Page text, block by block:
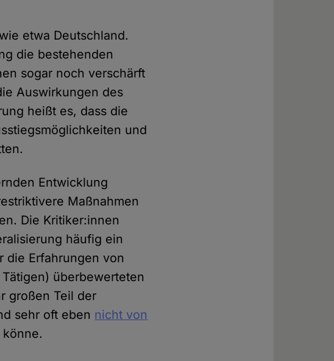
etwa Deutschland.
die bestehenden
sogar noch verschärft
Auswirkungen des
heißt es, dass die
und
Entwicklung
Maßnahmen
Die Kritiker:innen
häufig ein
die Erfahrungen von
überbewerteten
großen Teil der
sehr oft eben nicht von